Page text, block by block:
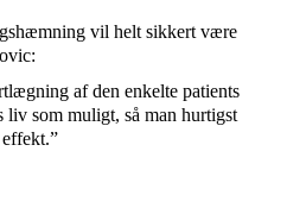
vil helt sikkert være
af den enkelte patients
liv som muligt, så man hurtigst